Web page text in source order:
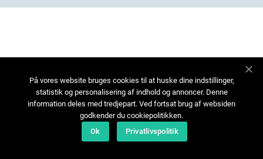
På vores website bruges cookies til at huske dine indstillinger,
statistik og personalisering af indhold og annoncer. Denne
information deles med tredjepart. Ved fortsat brug af websiden
godkender du cookiepolitikken.
Ok
Privatlivspolitik